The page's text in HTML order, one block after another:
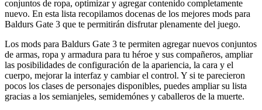
conjuntos de ropa, optimizar y agregar contenido completamente
nuevo. En esta lista recopilamos docenas de los mejores mods para
Baldurs Gate 3 que te permitirán disfrutar plenamente del juego.
Los mods para Baldurs Gate 3 te permiten agregar nuevos conjuntos
de armas, ropa y armadura para tu héroe y sus compañeros, ampliar
las posibilidades de configuración de la apariencia, la cara y el
cuerpo, mejorar la interfaz y cambiar el control. Y si te parecieron
pocos los clases de personajes disponibles, puedes ampliar su lista
gracias a los semianjeles, semidemónes y caballeros de la muerte.